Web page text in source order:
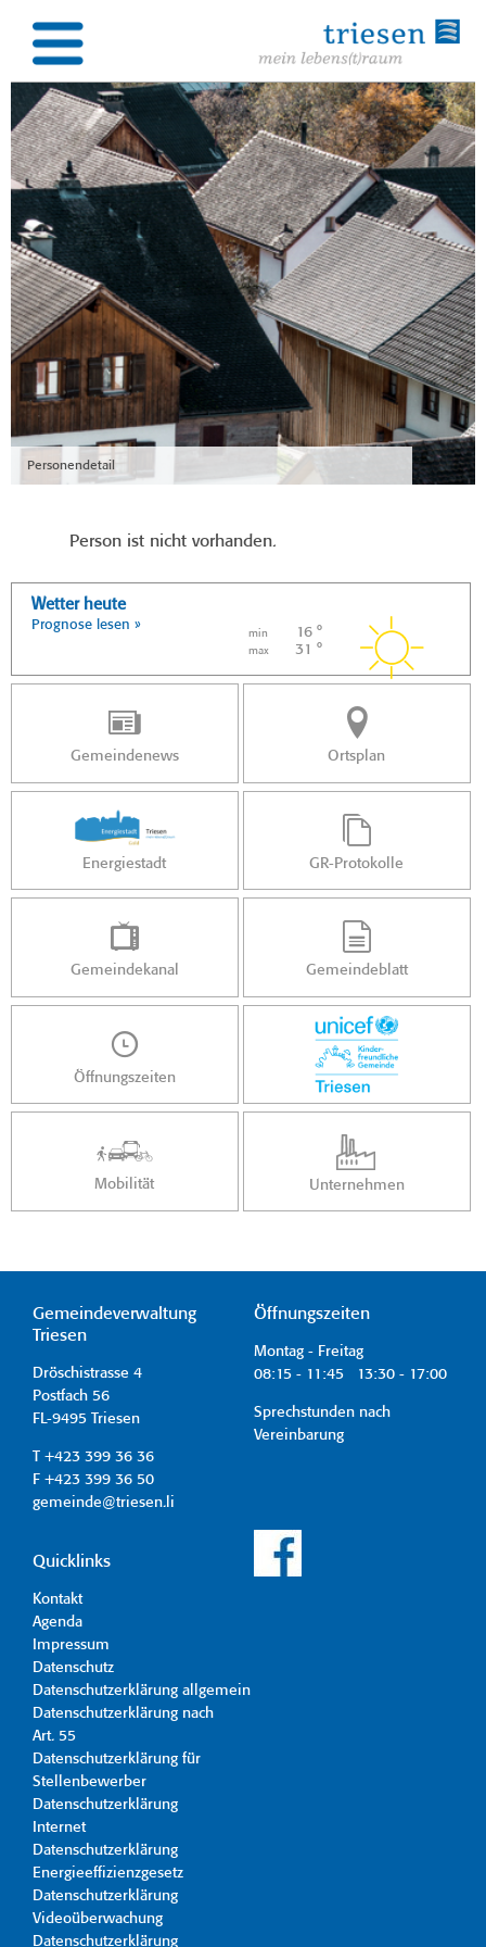
Personendetail
Person ist nicht vorhanden.
Wetter heute
Prognose lesen »
min 16 °
max 31 °
Gemeindenews Ortsplan
Energiestadt GR-Protokolle
Gemeindekanal Gemeindeblatt
Öffnungszeiten
Mobilität Unternehmen
Gemeindeverwaltung
Triesen
Dröschistrasse 4
Postfach 56
FL-9495 Triesen
T +423 399 36 36
F +423 399 36 50
gemeinde@triesen.li
Öffnungszeiten
Montag - Freitag
08:15 - 11:45 13:30 - 17:00
Sprechstunden nach
Vereinbarung
Quicklinks
Kontakt
Agenda
Impressum
Datenschutz
Datenschutzerklärung allgemein
Datenschutzerklärung nach
Art. 55
Datenschutzerklärung für
Stellenbewerber
Datenschutzerklärung
Internet
Datenschutzerklärung
Energieeffizienzgesetz
Datenschutzerklärung
Videoüberwachung
Datenschutzerklärung